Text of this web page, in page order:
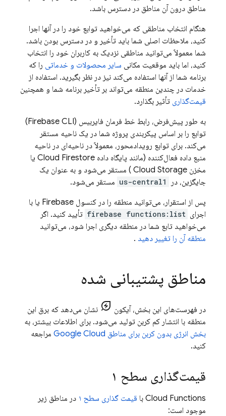
مناطق درون آن مناطق در دسترس باشد.
هنگام انتخاب مناطقی که می‌خواهید توابع خود را در آنها اجرا
کنید، ملاحظات اصلی شما باید تأخیر و در دسترس بودن باشد.
شما معمولاً می‌توانید مناطقی نزدیک به کاربران خود را انتخاب
کنید، اما باید موقعیت مکانی سایر محصولات و خدماتی را که
برنامه شما از آنها استفاده می‌کند نیز در نظر بگیرید. استفاده از
خدمات در چندین منطقه می‌تواند بر تأخیر برنامه شما و همچنین
قیمت‌گذاری تأثیر بگذارد.
به طور پیش‌فرض، رابط خط فرمان فایربیس (Firebase CLI)
توابع را بر اساس پیکربندی پروژه شما در یک ناحیه مستقر
می‌کند. برای توابع رویدادمحور، معمولاً در ناحیه‌ای در ناحیه
منبع داده فعال‌کننده (مانند پایگاه داده Cloud Firestore یا
مخزن Cloud Storage ) مستقر می‌شود و به عنوان یک
جایگزین، در
us-central1 مستقر می‌شود.
پس از استقرار، می‌توانید منطقه را در کنسول Firebase یا با
اجرای firebase functions:list تأیید کنید. اگر
می‌خواهید تابع شما در منطقه دیگری اجرا شود، می‌توانید
منطقه آن را تغییر دهید .
مناطق پشتیبانی شده
در فهرست‌های این بخش، آیکون energy_savings_leaf نشان می‌دهد که برق این
منطقه با انتشار کم کربن تولید می‌شود. برای اطلاعات بیشتر، به
بخش انرژی بدون کربن برای مناطق Google Cloud
مراجعه
کنید.
قیمت‌گذاری سطح ۱
Cloud Functions با قیمت گذاری سطح ۱
در مناطق زیر
موجود است: